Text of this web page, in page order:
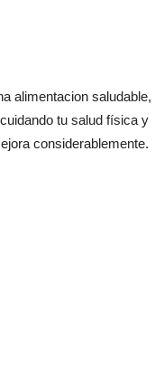
alimentacion saludable,
tu salud física y
considerablemente.